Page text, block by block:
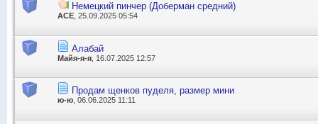
Немецкий пинчер (Доберман средний)
АСЕ , 25.09.2025 05:54
Алабай
Майя-я-я , 16.07.2025 12:57
Продам щенков пуделя, размер мини
ю-ю , 06.06.2025 11:11